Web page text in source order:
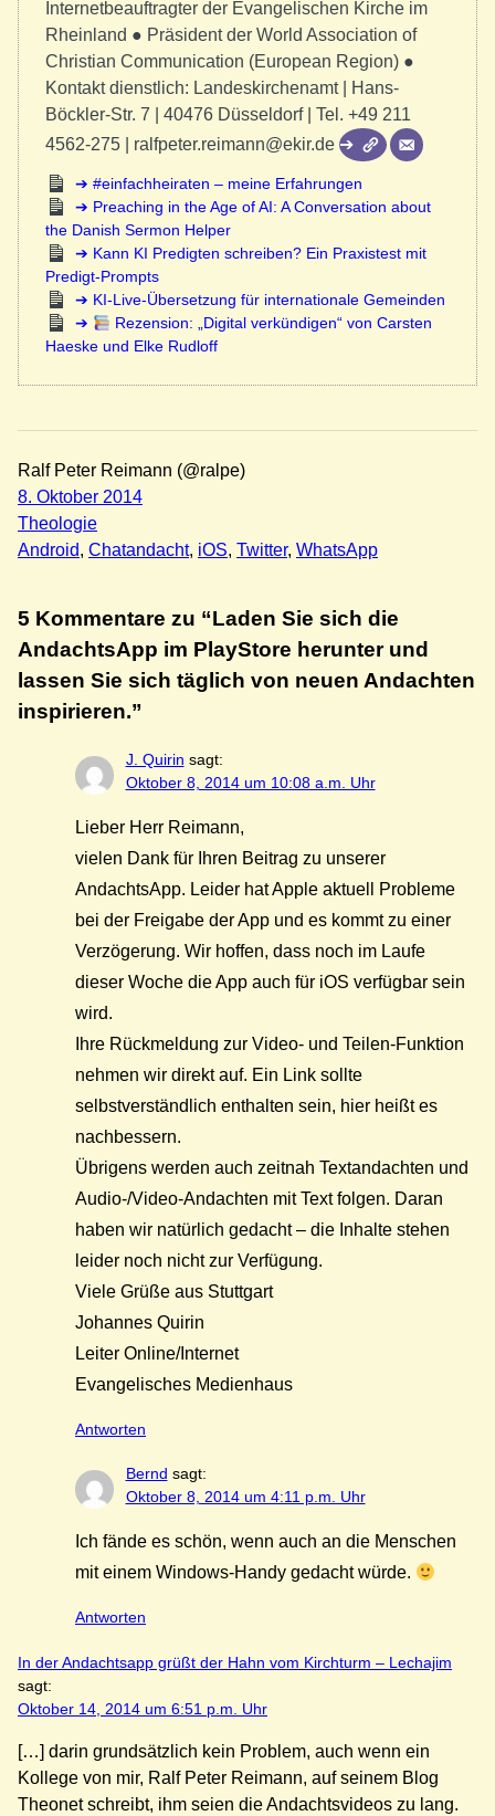
Internetbeauftragter der Evangelischen Kirche im
Rheinland ● Präsident der World Association of
Christian Communication (European Region) ●
Kontakt dienstlich: Landeskirchenamt | Hans-
Böckler-Str. 7 | 40476 Düsseldorf | Tel. +49 211
4562-275 | ralfpeter.reimann@ekir.de
#einfachheiraten – meine Erfahrungen
Preaching in the Age of AI: A Conversation about
the Danish Sermon Helper
Kann KI Predigten schreiben? Ein Praxistest mit
Predigt-Prompts
KI-Live-Übersetzung für internationale Gemeinden
Rezension: „Digital verkündigen“ von Carsten
Haeske und Elke Rudloff
Ralf Peter Reimann (@ralpe)
8. Oktober 2014
Theologie
Android, Chatandacht, iOS, Twitter, WhatsApp
5 Kommentare zu “Laden Sie sich die
AndachtsApp im PlayStore herunter und
lassen Sie sich täglich von neuen Andachten
inspirieren.”
J. Quirin sagt:
Oktober 8, 2014 um 10:08 a.m. Uhr
Lieber Herr Reimann,
vielen Dank für Ihren Beitrag zu unserer
AndachtsApp. Leider hat Apple aktuell Probleme
bei der Freigabe der App und es kommt zu einer
Verzögerung. Wir hoffen, dass noch im Laufe
dieser Woche die App auch für iOS verfügbar sein
wird.
Ihre Rückmeldung zur Video- und Teilen-Funktion
nehmen wir direkt auf. Ein Link sollte
selbstverständlich enthalten sein, hier heißt es
nachbessern.
Übrigens werden auch zeitnah Textandachten und
Audio-/Video-Andachten mit Text folgen. Daran
haben wir natürlich gedacht – die Inhalte stehen
leider noch nicht zur Verfügung.
Viele Grüße aus Stuttgart
Johannes Quirin
Leiter Online/Internet
Evangelisches Medienhaus
Antworten
Bernd sagt:
Oktober 8, 2014 um 4:11 p.m. Uhr
Ich fände es schön, wenn auch an die Menschen
mit einem Windows-Handy gedacht würde.
Antworten
In der Andachtsapp grüßt der Hahn vom Kirchturm – Lechajim
sagt:
Oktober 14, 2014 um 6:51 p.m. Uhr
[…] darin grundsätzlich kein Problem, auch wenn ein
Kollege von mir, Ralf Peter Reimann, auf seinem Blog
Theonet schreibt, ihm seien die Andachtsvideos zu lang.